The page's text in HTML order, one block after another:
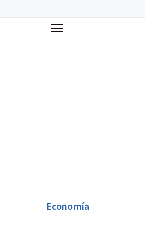
Menú
Economía